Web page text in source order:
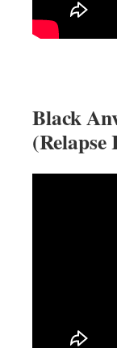
Black
(Relapse